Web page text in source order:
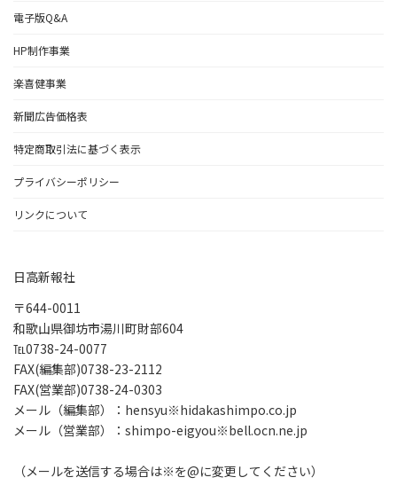
電子版Q&A
HP制作事業
楽喜健事業
新聞広告価格表
特定商取引法に基づく表示
プライバシーポリシー
リンクについて
日高新報社
〒644-0011
和歌山県御坊市湯川町財部604
℡0738-24-0077
FAX(編集部)0738-23-2112
FAX(営業部)0738-24-0303
メール（編集部）：hensyu※hidakashimpo.co.jp
メール（営業部）：shimpo-eigyou※bell.ocn.ne.jp
（メールを送信する場合は※を@に変更してください）